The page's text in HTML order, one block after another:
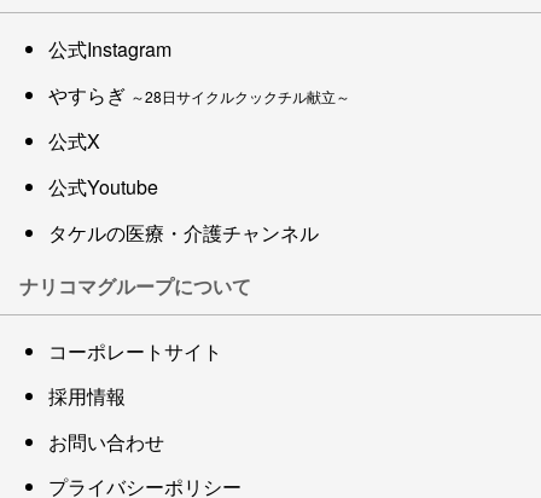
公式Instagram
やすらぎ ～28日サイクルクックチル献立～
公式X
公式Youtube
タケルの医療・介護チャンネル
ナリコマグループについて
コーポレートサイト
採用情報
お問い合わせ
プライバシーポリシー